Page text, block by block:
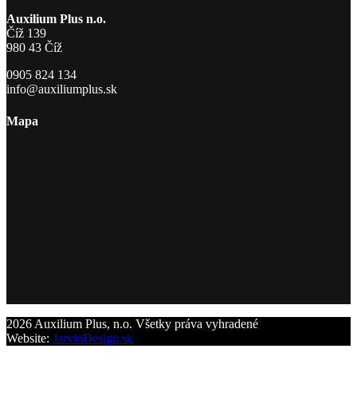
Auxilium Plus n.o.
Číž 139
980 43 Číž
0905 824 134
info@auxiliumplus.sk
Mapa
2026 Auxilium Plus, n.o. Všetky práva vyhradené
Website: JarvinDesign.sk